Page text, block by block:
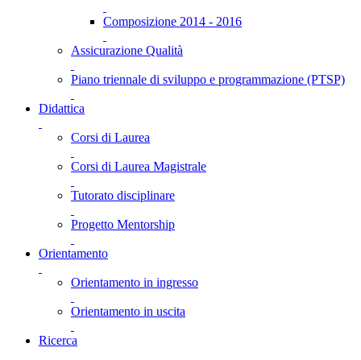
Composizione 2014 - 2016
Assicurazione Qualità
Piano triennale di sviluppo e programmazione (PTSP)
Didattica
Corsi di Laurea
Corsi di Laurea Magistrale
Tutorato disciplinare
Progetto Mentorship
Orientamento
Orientamento in ingresso
Orientamento in uscita
Ricerca